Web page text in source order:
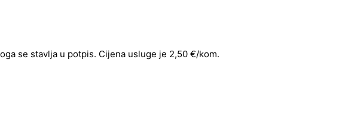
se stavlja u potpis. Cijena usluge je 2,50 €/kom.